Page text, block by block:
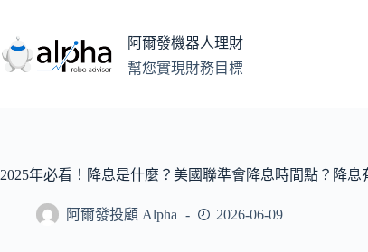
主
要
阿爾發機器人理財
幫您實現財務目標
2025年必看！降息是什麼？美國聯準會降息時間點？降
阿爾發投顧 Alpha 2026-06-09